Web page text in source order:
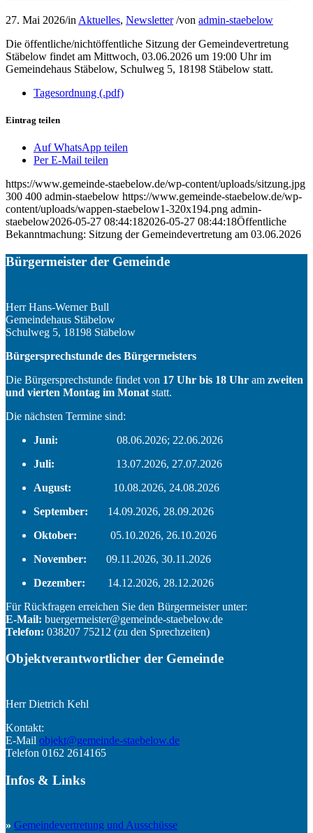
27. Mai 2026/in Aktuelles, Newsletter /von admin-staebelow
Die öffentliche/nichtöffentliche Sitzung der Gemeindevertretung
Stäbelow findet am Mittwoch, 03.06.2026 um 19:00 Uhr im
Gemeindehaus Stäbelow, Schulweg 5, 18198 Stäbelow statt.
Tagesordnung (.pdf)
Eintrag teilen
Auf WhatsApp teilen
Per E-Mail teilen
https://www.gemeinde-staebelow.de/wp-content/uploads/sitzung.jpg
300 400 admin-staebelow https://www.gemeinde-staebelow.de/wp-
content/uploads/wappen-staebelow1-320x194.png admin-
staebelow2026-05-27 08:44:182026-05-27 08:44:18Öffentliche
Bekanntmachung: Sitzung der Gemeindevertretung am 03.06.2026
Bürgermeister der Gemeinde
Herr Hans-Werner Bull
Gemeindehaus Stäbelow
Schulweg 5, 18198 Stäbelow
Bürgersprechstunde des Bürgermeisters
Die Bürgersprechstunde findet von 17 Uhr bis 18 Uhr am zweiten
und vierten Montag im Monat statt.
Die nächsten Termine sind:
Juni: 08.06.2026; 22.06.2026
Juli: 13.07.2026, 27.07.2026
August: 10.08.2026, 24.08.2026
September: 14.09.2026, 28.09.2026
Oktober: 05.10.2026, 26.10.2026
November: 09.11.2026, 30.11.2026
Dezember: 14.12.2026, 28.12.2026
Für Rückfragen erreichen Sie den Bürgermeister unter:
E-Mail: buergermeister@gemeinde-staebelow.de
Telefon: 038207 75212 (zu den Sprechzeiten)
Objektverantwortlicher der Gemeinde
Herr Dietrich Kehl
Kontakt:
E-Mail objekt@gemeinde-staebelow.de
Telefon 0162 2614165
Infos & Links
» Gemeindevertretung und Ausschüsse